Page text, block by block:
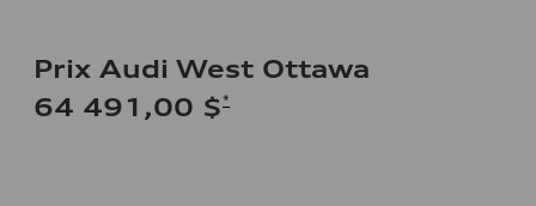
Prix Audi West Ottawa
64 491,00 $*